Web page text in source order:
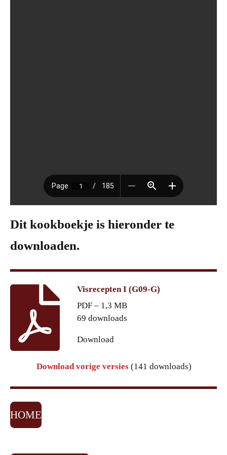
Dit kookboekje is hieronder te
downloaden.
Visrecepten I (G09-G)
PDF – 1,3 MB
69 downloads
Download
Download vorige versies (141 downloads)
HOME